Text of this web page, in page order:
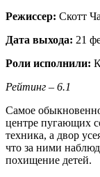
Режиссер: Скотт
Дата выхода: 21
Роли исполнили:
Рейтинг – 6.1
Самое
центре пугающих
техника, а двор
что за ними
похищение детей.